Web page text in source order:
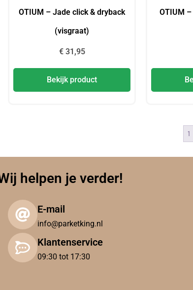
OTIUM – Jade click & dryback
(visgraat)
€31,95
Bekijk product
OTIUM
1
helpen je verder!
E-mail
info@parketking.nl
Klantenservice
09:30 tot 17:30